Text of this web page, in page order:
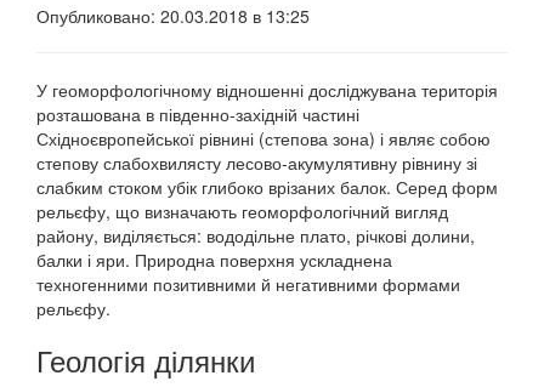
Опубликовано: 20.03.2018 в 13:25
У геоморфологічному відношенні досліджувана територія
розташована в південно-західній частині
Східноєвропейської рівнині (степова зона) і являє собою
степову слабохвилясту лесово-акумулятивну рівнину зі
слабким стоком убік глибоко врізаних балок. Серед форм
рельєфу, що визначають геоморфологічний вигляд
району, виділяється: вододільне плато, річкові долини,
балки і яри. Природна поверхня ускладнена
техногенними позитивними й негативними формами
рельєфу.
Геологія ділянки